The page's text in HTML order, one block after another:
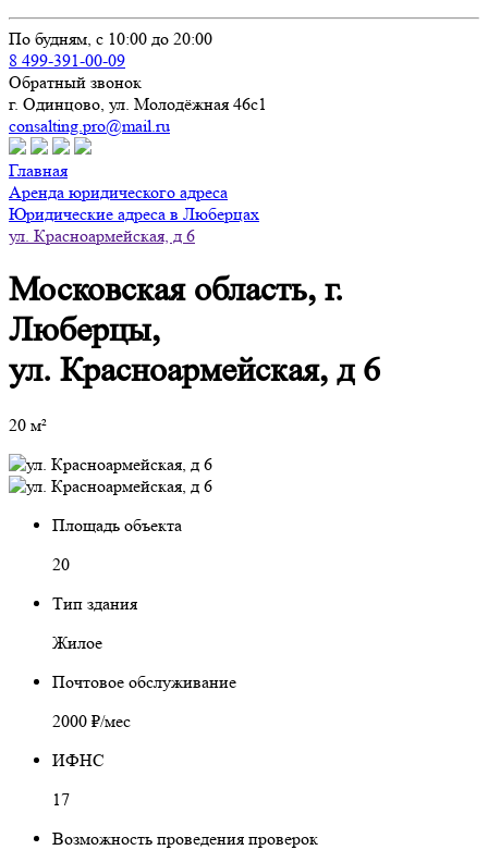
По будням, с 10:00 до 20:00
8 499-391-00-09
Обратный звонок
г. Одинцово, ул. Молодёжная 46с1
consalting.pro@mail.ru
Главная
Аренда юридического адреса
Юридические адреса в Люберцах
ул. Красноармейская, д 6
Московская область, г.
Люберцы,
ул. Красноармейская, д 6
20 м²
Площадь объекта
20
Тип здания
Жилое
Почтовое обслуживание
2000 ₽/мес
ИФНС
17
Возможность проведения проверок